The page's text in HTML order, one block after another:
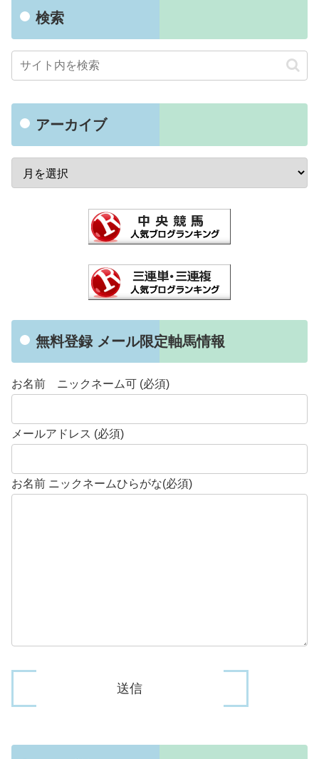
検索
アーカイブ
無料登録 メール限定軸馬情報
お名前 ニックネーム可 (必須)
メールアドレス (必須)
お名前 ニックネームひらがな(必須)